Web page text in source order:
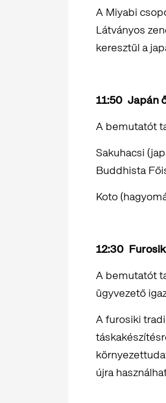
A Miyabi
Látványos
keresztül a
11:50
A bemutatót
Sakuhacsi
Buddhista
Koto
12:30
A bemutatót
ügyvezető
A furosiki
újra